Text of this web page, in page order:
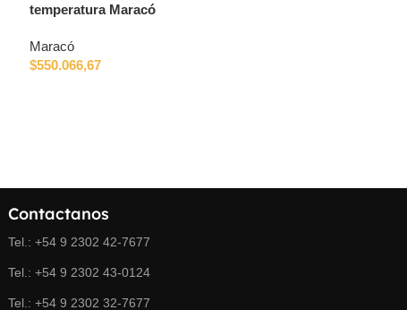
temperatura Maracó
Maracó
$550.066,67
Contactanos
Tel.: +54 9 2302 42-7677
Tel.: +54 9 2302 43-0124
Tel.: +54 9 2302 32-7677